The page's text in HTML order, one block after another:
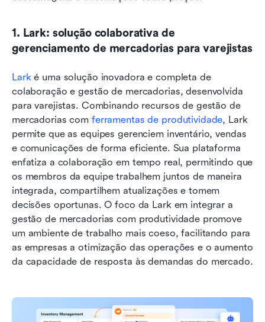
1. Lark: solução colaborativa de
gerenciamento de mercadorias para varejistas
Lark é uma solução inovadora e completa de
colaboração e gestão de mercadorias, desenvolvida
para varejistas. Combinando recursos de gestão de
mercadorias com ferramentas de produtividade, Lark
permite que as equipes gerenciem inventário, vendas
e comunicações de forma eficiente. Sua plataforma
enfatiza a colaboração em tempo real, permitindo que
os membros da equipe trabalhem juntos de maneira
integrada, compartilhem atualizações e tomem
decisões oportunas. O foco da Lark em integrar a
gestão de mercadorias com produtividade promove
um ambiente de trabalho mais coeso, facilitando para
as empresas a otimização das operações e o aumento
da capacidade de resposta às demandas do mercado.